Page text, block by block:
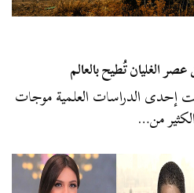
الغليان تُطيح بالعالم
إحدى الدراسات العلمية موجات
من…